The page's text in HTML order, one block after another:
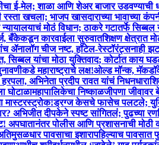
ई-मेल; शाळा आणि शेअर बाजार उडवण्याची
खचला; भाजप खासदाराच्या भावाच्या
न्यायालयाचं मोठं विधान; ठाकरे गटातर्फे सिब्बल
बँकेकडून कारवाईला सुरुवातशिक्षण क्षेत्रात
ॲनालॉग चीज नष्ट, हॉटेल-रेस्टॉरंट्सनाही
यांचा मोठा युक्तिवाद; कोर्टात काय
महाराष्ट्राचे लक्ष!ओल्ड मॉन्क,
अभिनेता प्रदीप रावत यांचं निधन
घोटाळामहापालिकेचा निष्काळजीपणा
मास्टरस्ट्रोक!ड्रग्ज केसचे फासेच पलटले;
अभिजीत दीपकेने स्पष्ट सांगितलं; पुढच्या
अपघातानंतर पोलीस आणि प्रशासनाची मोठी
पावसाचा इशारापहिल्याच पावसात